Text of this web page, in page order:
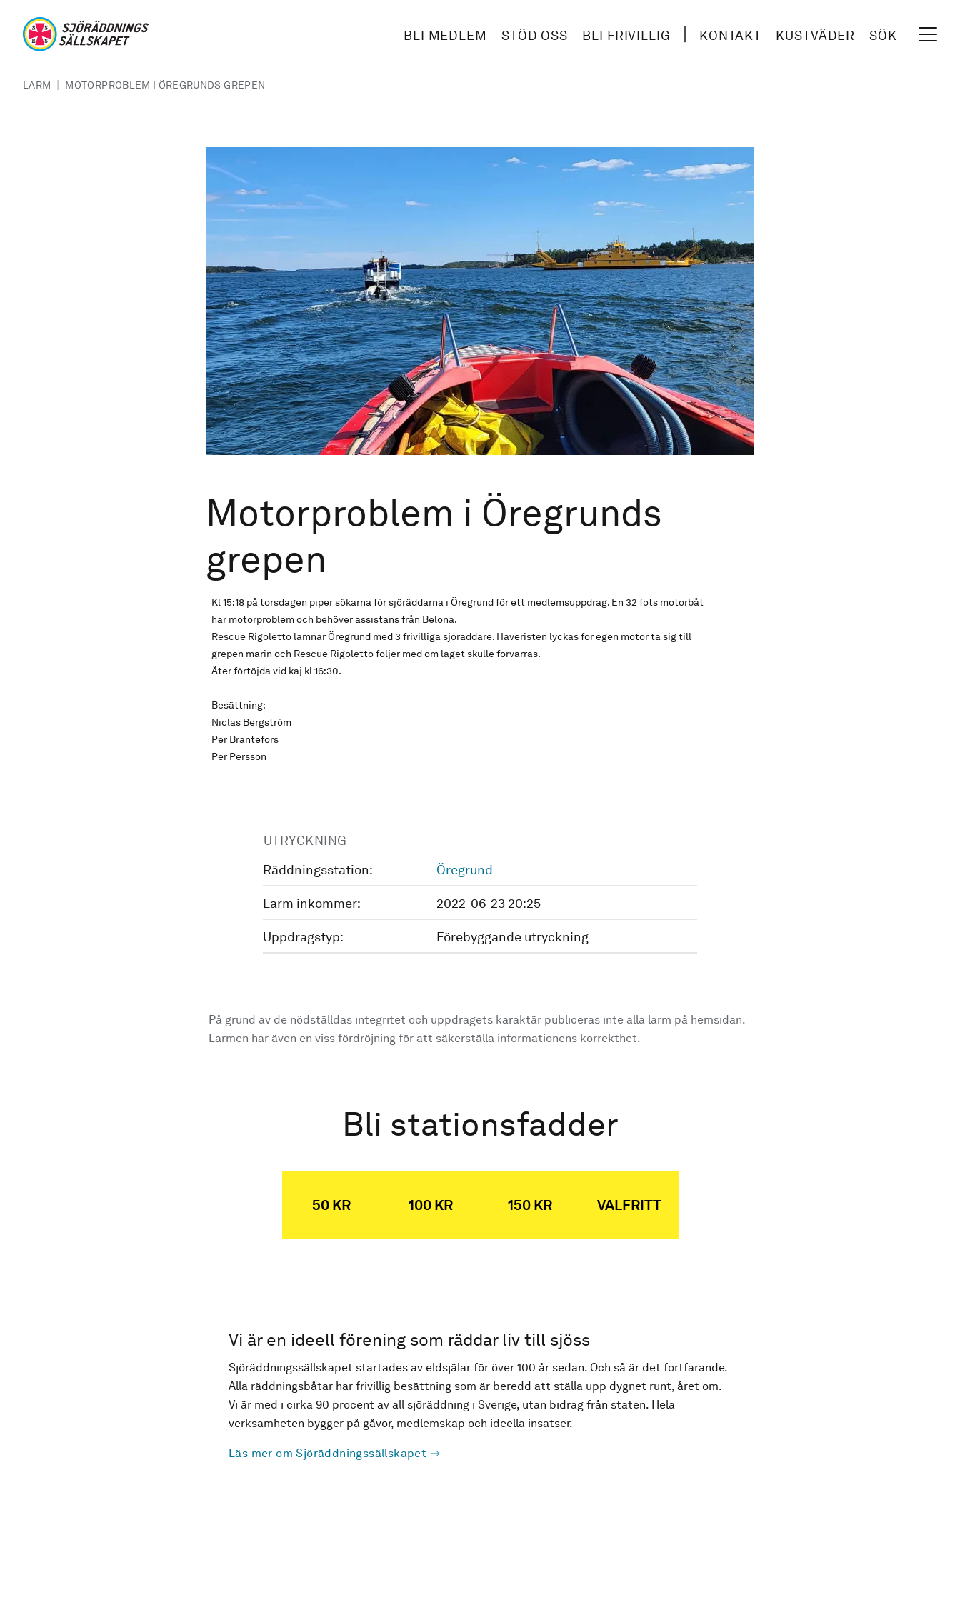
BLI MEDLEM STÖD OSS BLI FRIVILLIG KONTAKT KUSTVÄDER SÖK
LARM | MOTORPROBLEM I ÖREGRUNDS GREPEN
Motorproblem i Öregrunds
grepen
Kl 15:18 på torsdagen piper sökarna för sjöräddarna i Öregrund för ett medlemsuppdrag. En 32 fots motorbåt
har motorproblem och behöver assistans från Belona.
Rescue Rigoletto lämnar Öregrund med 3 frivilliga sjöräddare. Haveristen lyckas för egen motor ta sig till
grepen marin och Rescue Rigoletto följer med om läget skulle förvärras.
Åter förtöjda vid kaj kl 16:30.
Besättning:
Niclas Bergström
Per Brantefors
Per Persson
UTRYCKNING
Räddningsstation:
Öregrund
Larm inkommer: 2022-06-23 20:25
Uppdragstyp: Förebyggande utryckning
På grund av de nödställdas integritet och uppdragets karaktär publiceras inte alla larm på hemsidan.
Larmen har även en viss fördröjning för att säkerställa informationens korrekthet.
Bli stationsfadder
50 KR 100 KR 150 KR VALFRITT
Vi är en ideell förening som räddar liv till sjöss
Sjöräddningssällskapet startades av eldsjälar för över 100 år sedan. Och så är det fortfarande.
Alla räddningsbåtar har frivillig besättning som är beredd att ställa upp dygnet runt, året om.
Vi är med i cirka 90 procent av all sjöräddning i Sverige, utan bidrag från staten. Hela
verksamheten bygger på gåvor, medlemskap och ideella insatser.
Läs mer om Sjöräddningssällskapet